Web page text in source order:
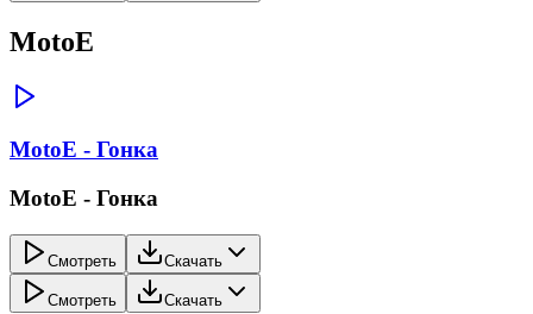
MotoE
MotoE - Гонка
MotoE - Гонка
Смотреть Скачать
Смотреть Скачать